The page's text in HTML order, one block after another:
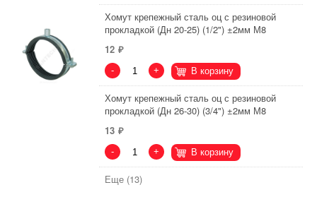
Хомут крепежный сталь оц с резиновой
прокладкой (Дн 20-25) (1/2") ±2мм М8
12
- + В корзину
Хомут крепежный сталь оц с резиновой
прокладкой (Дн 26-30) (3/4") ±2мм М8
13
- + В корзину
Еще (13)